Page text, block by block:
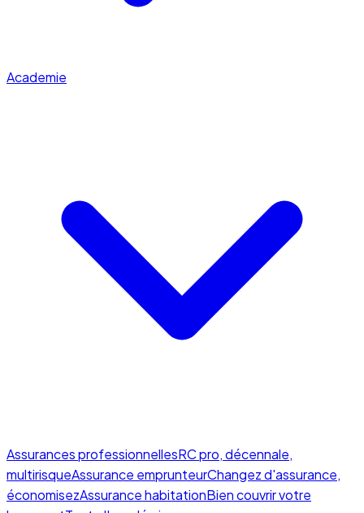
Academie
Assurances professionnellesRC pro, décennale,
multirisqueAssurance emprunteurChangez d'assurance,
économisezAssurance habitationBien couvrir votre